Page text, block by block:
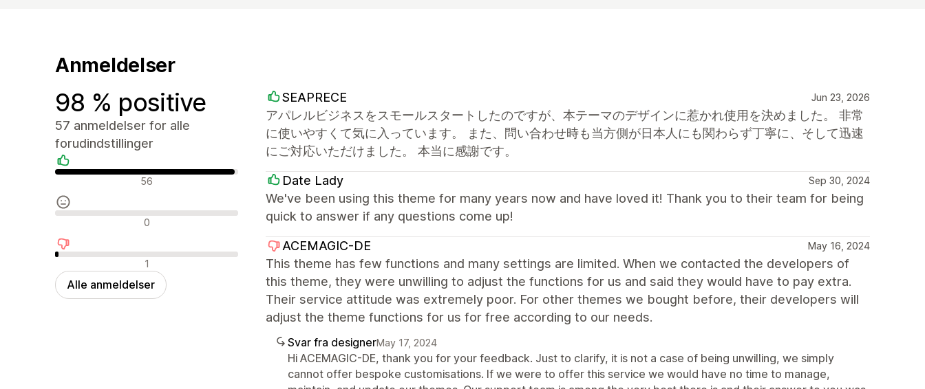
Anmeldelser
98 % positive
57 anmeldelser for alle
forudindstillinger
Positive anmeldelser
56
Neutrale anmeldelser
0
Negative anmeldelser
1
Alle anmeldelser
SEAPRECE Jun 23, 2026
アパレルビジネスをスモールスタートしたのですが、本テーマのデザインに惹かれ使用を決めました。 非常
に使いやすくて気に入っています。 また、問い合わせ時も当方側が日本人にも関わらず丁寧に、そして迅速
にご対応いただけました。 本当に感謝です。
Date Lady Sep 30, 2024
We've been using this theme for many years now and have loved it! Thank you to their team for being
quick to answer if any questions come up!
ACEMAGIC-DE May 16, 2024
This theme has few functions and many settings are limited. When we contacted the developers of
this theme, they were unwilling to adjust the functions for us and said they would have to pay extra.
Their service attitude was extremely poor. For other themes we bought before, their developers will
adjust the theme functions for us for free according to our needs.
Svar fra designerMay 17, 2024
Hi ACEMAGIC-DE, thank you for your feedback. Just to clarify, it is not a case of being unwilling, we simply
cannot offer bespoke customisations. If we were to offer this service we would have no time to manage,